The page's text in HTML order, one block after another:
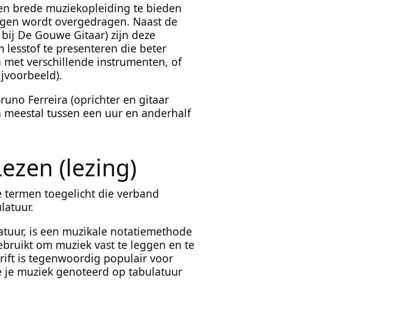
brede muziekopleiding te bieden
wordt overgedragen. Naast de
De Gouwe Gitaar) zijn deze
lesstof te presenteren die beter
met verschillende instrumenten, of
Ferreira (oprichter en gitaar
tussen een uur en anderhalf
(lezing)
toegelicht die verband
is een muzikale notatiemethode
om muziek vast te leggen en te
is tegenwoordig populair voor
je muziek genoteerd op tabulatuur